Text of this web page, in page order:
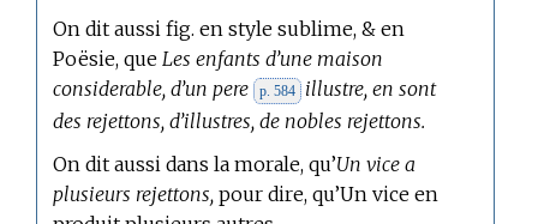
On dit aussi fig. en style sublime, &en
Poësie, que Les enfants d’une maison
considerable, d’un pere p. 584
illustre, en sont
des rejettons, d’illustres, de nobles rejettons.
On dit aussi dans la morale, qu’Un vice a
plusieurs rejettons, pour dire, qu’Un vice en